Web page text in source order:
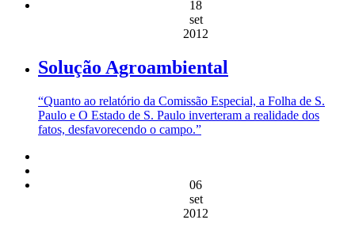
18
set
2012
Solução Agroambiental
“Quanto ao relatório da Comissão Especial, a Folha de S.
Paulo e O Estado de S. Paulo inverteram a realidade dos
fatos, desfavorecendo o campo.”
06
set
2012